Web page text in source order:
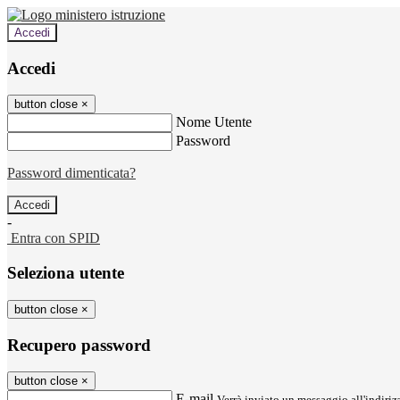
Accedi
Accedi
button close ×
Nome Utente
Password
Password dimenticata?
-
Entra con SPID
Seleziona utente
button close ×
Recupero password
button close ×